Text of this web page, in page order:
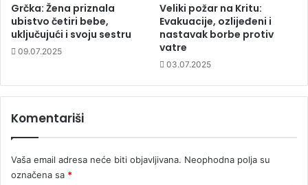
Grčka: Žena priznala
ubistvo četiri bebe,
uključujući i svoju sestru
09.07.2025
Veliki požar na Kritu:
Evakuacije, ozlijeđeni i
nastavak borbe protiv
vatre
03.07.2025
Komentariši
Vaša email adresa neće biti objavljivana. Neophodna polja su
označena sa *